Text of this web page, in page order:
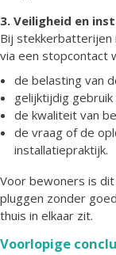
3. Veiligheid en
Bij stekkerbatterijen
via een stopcontact
de belasting van
gelijktijdig
de kwaliteit van
de vraag of de
installatiepraktijk.
Voor bewoners is
pluggen zonder
thuis in elkaar zit.
Voorlopige